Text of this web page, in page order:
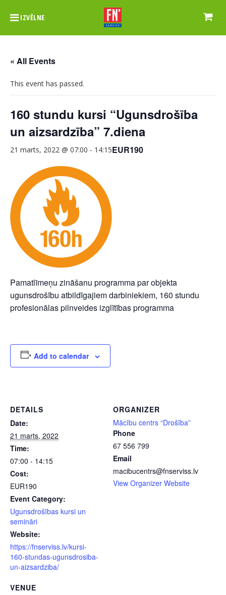
IZVĒLNE
« All Events
This event has passed.
160 stundu kursi “Ugunsdrošība
un aizsardzība” 7.diena
21 marts, 2022 @ 07:00 - 14:15EUR190
Pamatlīmeņu zināšanu programma par objekta
ugunsdrošību atbildīgajiem darbiniekiem, 160 stundu
profesionālas pilnveides izglītības programma
Add to calendar
DETAILS
Date:
21 marts, 2022
Time:
07:00 - 14:15
Cost:
EUR190
Event Category:
Ugunsdrošības kursi un
semināri
Website:
https://fnserviss.lv/kursi-
160-stundas-ugunsdrosiba-
un-aizsardziba/
VENUE
ORGANIZER
Mācību centrs “Drošība”
Phone
67 556 799
Email
macibucentrs@fnserviss.lv
View Organizer Website